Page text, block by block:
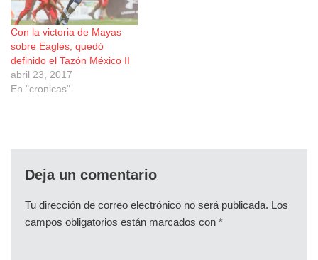
Con la victoria de Mayas
sobre Eagles, quedó
definido el Tazón México II
abril 23, 2017
En "cronicas"
Deja un comentario
Tu dirección de correo electrónico no será publicada. Los
campos obligatorios están marcados con *